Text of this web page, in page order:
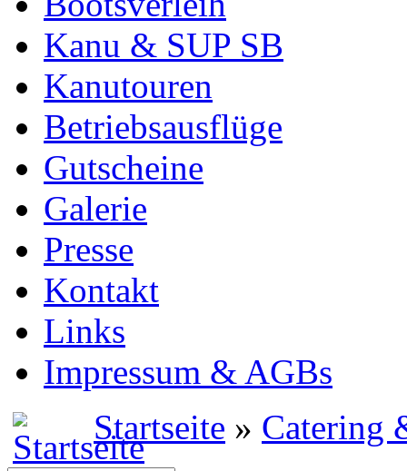
Kanu & SUP SB
Kanutouren
Betriebsausflüge
Gutscheine
Galerie
Presse
Kontakt
Links
Impressum & AGBs
Startseite » Catering